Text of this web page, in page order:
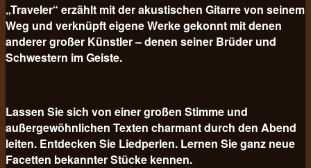
„Traveler“ erzählt mit der akustischen Gitarre von seinem
Weg und verknüpft eigene Werke gekonnt mit denen
anderer großer Künstler – denen seiner Brüder und
Schwestern im Geiste.
Lassen Sie sich von einer großen Stimme und
außergewöhnlichen Texten charmant durch den Abend
leiten. Entdecken Sie Liedperlen. Lernen Sie ganz neue
Facetten bekannter Stücke kennen.